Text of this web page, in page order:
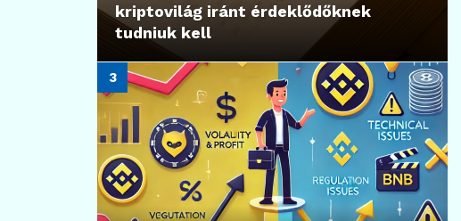
kriptovilág iránt érdeklődőknek
tudniuk kell